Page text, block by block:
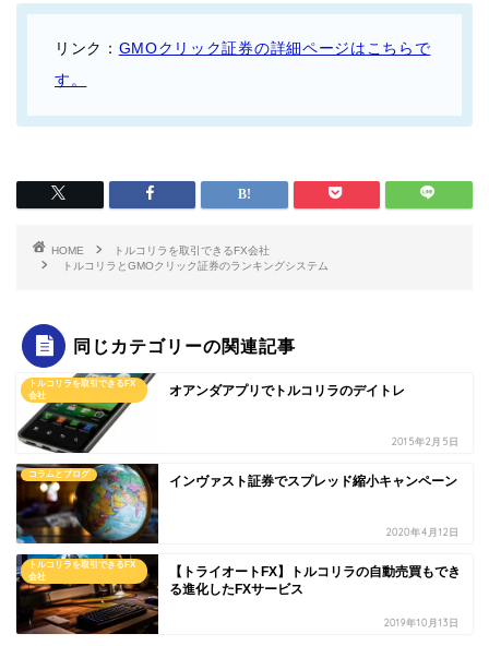
リンク： GMOクリック証券の詳細ページはこちらで
す。
HOME
トルコリラを取引できるFX会社
トルコリラとGMOクリック証券のランキングシステム
同じカテゴリーの関連記事
トルコリラを取引できるFX
会社
オアンダアプリでトルコリラのデイトレ
2015年2月5日
コラムとブログ インヴァスト証券でスプレッド縮小キャンペーン
2020年4月12日
トルコリラを取引できるFX
会社
【トライオートFX】トルコリラの自動売買もでき
る進化したFXサービス
2019年10月13日